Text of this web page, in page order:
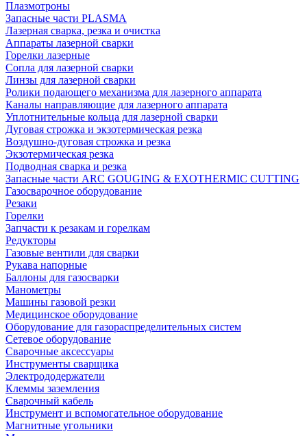
Плазмотроны
Запасные части PLASMA
Лазерная сварка, резка и очистка
Аппараты лазерной сварки
Горелки лазерные
Сопла для лазерной сварки
Линзы для лазерной сварки
Ролики подающего механизма для лазерного аппарата
Каналы направляющие для лазерного аппарата
Уплотнительные кольца для лазерной сварки
Дуговая строжка и экзотермическая резка
Воздушно-дуговая строжка и резка
Экзотермическая резка
Подводная сварка и резка
Запасные части ARC GOUGING & EXOTHERMIC CUTTING
Газосварочное оборудование
Резаки
Горелки
Запчасти к резакам и горелкам
Редукторы
Газовые вентили для сварки
Рукава напорные
Баллоны для газосварки
Манометры
Машины газовой резки
Медицинское оборудование
Оборудование для газораспределительных систем
Сетевое оборудование
Сварочные аксессуары
Инструменты сварщика
Электрододержатели
Клеммы заземления
Сварочный кабель
Инструмент и вспомогательное оборудование
Магнитные угольники